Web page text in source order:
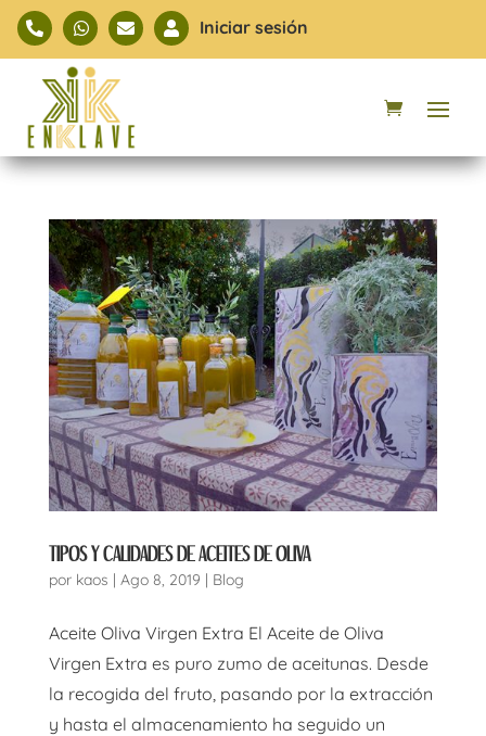
    Iniciar sesión
TIPOS Y CALIDADES DE ACEITES DE OLIVA
por kaos | Ago 8, 2019 | Blog
Aceite Oliva Virgen Extra El Aceite de Oliva
Virgen Extra es puro zumo de aceitunas. Desde
la recogida del fruto, pasando por la extracción
y hasta el almacenamiento ha seguido un